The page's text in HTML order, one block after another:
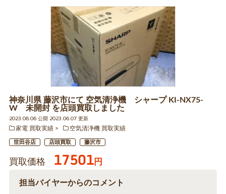
神奈川県 藤沢市にて 空気清浄機 シャープ KI-NX75-
W 未開封 を店頭買取しました
2023.06.06 公開 2023.06.07 更新
家電 買取実績
空気清浄機 買取実績
世田谷店 店頭買取 藤沢市
買取価格 17501円
担当バイヤーからのコメント